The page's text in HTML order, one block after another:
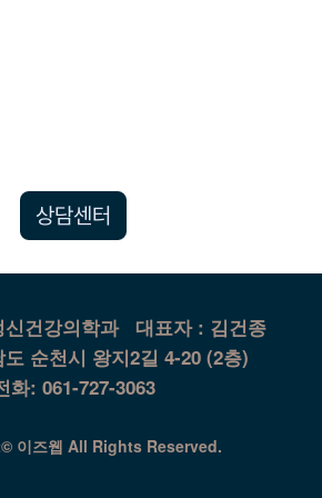
상담센터
건강의학과 대표자 : 김건종
순천시 왕지2길 4-20 (2층)
화: 061-727-3063
이즈웹 All Rights Reserved.